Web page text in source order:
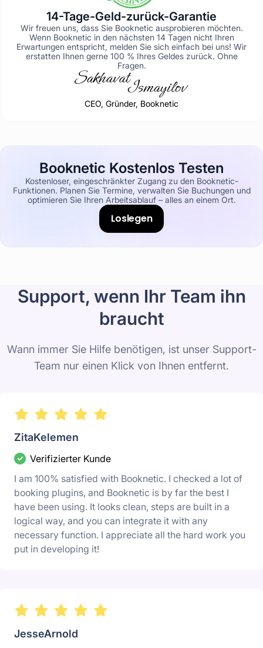
14-Tage-Geld-zurück-Garantie
Wir freuen uns, dass Sie Booknetic ausprobieren möchten.
Wenn Booknetic in den nächsten 14 Tagen nicht Ihren
Erwartungen entspricht, melden Sie sich einfach bei uns! Wir
erstatten Ihnen gerne 100 % Ihres Geldes zurück. Ohne
Fragen.
CEO, Gründer, Booknetic
Booknetic Kostenlos Testen
Kostenloser, eingeschränkter Zugang zu den Booknetic-
Funktionen. Planen Sie Termine, verwalten Sie Buchungen und
optimieren Sie Ihren Arbeitsablauf – alles an einem Ort.
Loslegen
Support, wenn Ihr Team ihn
braucht
Wann immer Sie Hilfe benötigen, ist unser Support-
Team nur einen Klick von Ihnen entfernt.
ZitaKelemen
Verifizierter Kunde
I am 100% satisfied with Booknetic. I checked a lot of
booking plugins, and Booknetic is by far the best I
have been using. It looks clean, steps are built in a
logical way, and you can integrate it with any
necessary function. I appreciate all the hard work you
put in developing it!
JesseArnold